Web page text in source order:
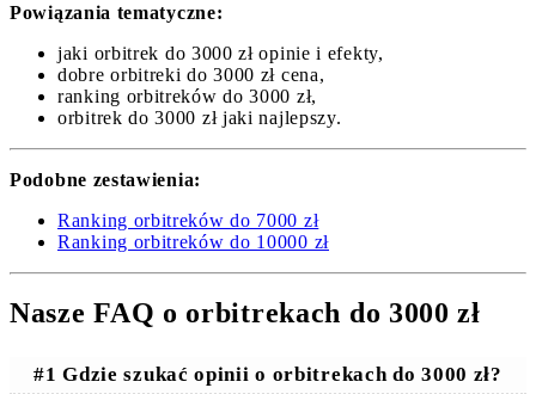
Powiązania tematyczne:
jaki orbitrek do 3000 zł opinie i efekty,
dobre orbitreki do 3000 zł cena,
ranking orbitreków do 3000 zł,
orbitrek do 3000 zł jaki najlepszy.
Podobne zestawienia:
Ranking orbitreków do 7000 zł
Ranking orbitreków do 10000 zł
Nasze FAQ o orbitrekach do 3000 zł
#1 Gdzie szukać opinii o orbitrekach do 3000 zł?